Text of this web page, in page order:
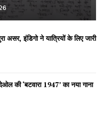
असर, इंडिगो ने यात्रियों के लिए जारी
की ‘बटवारा 1947’ का नया गाना